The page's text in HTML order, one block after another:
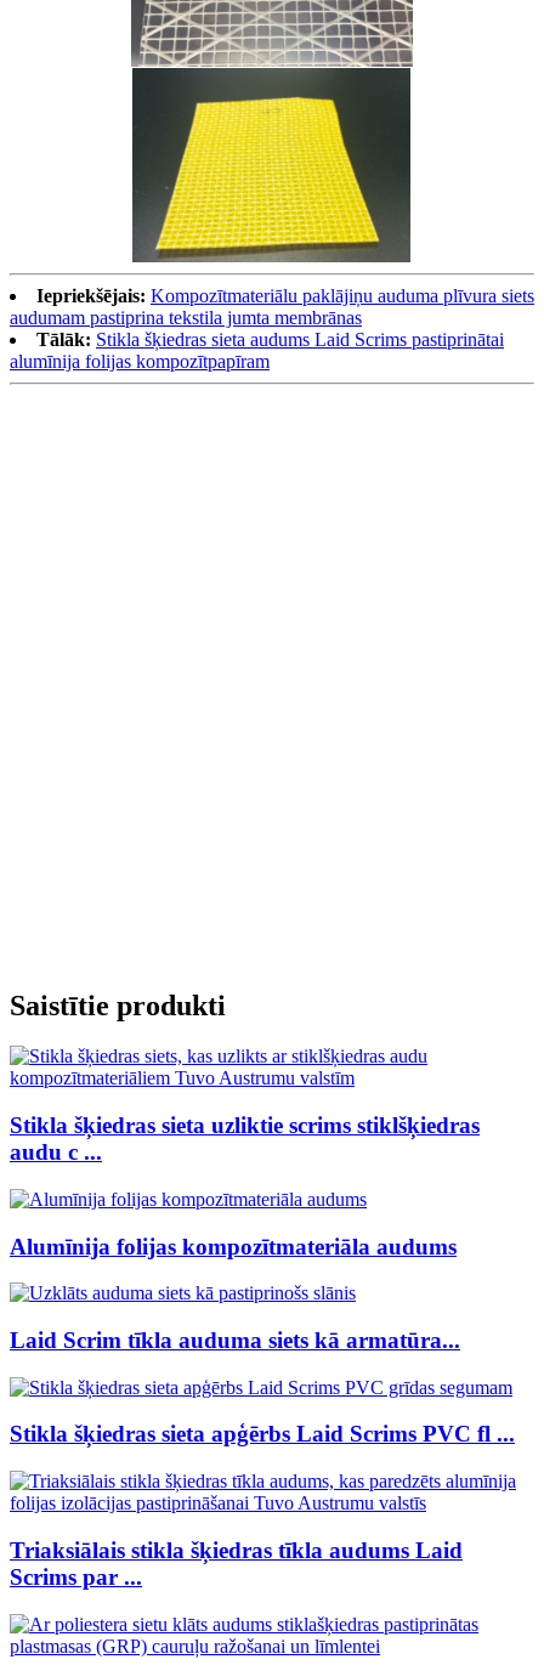
Iepriekšējais: Kompozītmateriālu paklājiņu auduma plīvura siets
audumam pastiprina tekstila jumta membrānas
Tālāk: Stikla šķiedras sieta audums Laid Scrims pastiprinātai
alumīnija folijas kompozītpapīram
Saistītie produkti
Stikla šķiedras sieta uzliktie scrims stiklšķiedras
audu c ...
Alumīnija folijas kompozītmateriāla audums
Laid Scrim tīkla auduma siets kā armatūra...
Stikla šķiedras sieta apģērbs Laid Scrims PVC fl ...
Triaksiālais stikla šķiedras tīkla audums Laid
Scrims par ...